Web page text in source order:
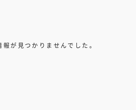
が見つかりませんでした。